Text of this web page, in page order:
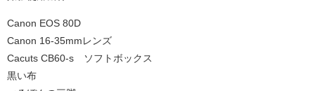
Canon EOS 80D
Canon 16-35mmレンズ
Cacuts CB60-s ソフトボックス
黒い布